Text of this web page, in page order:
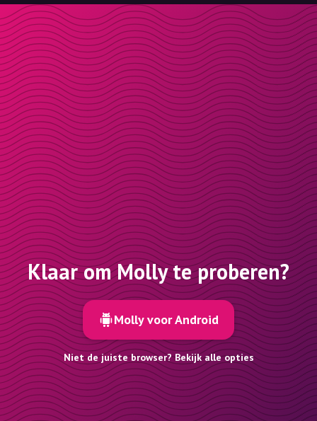
Klaar om Molly te proberen?
Molly voor Android
Niet de juiste browser? Bekijk alle opties